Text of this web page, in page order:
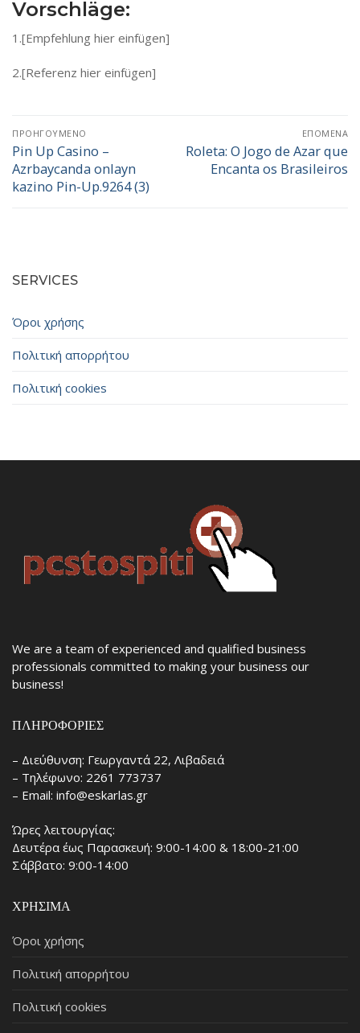
Vorschläge:
1.[Empfehlung hier einfügen]
2.[Referenz hier einfügen]
Πλοήγηση
άρθρων
ΠΡΟΗΓΟΎΜΕΝΟ
Προηγούμενο
άρθρο:
Pin Up Casino –
Azrbaycanda onlayn
kazino Pin-Up.9264 (3)
ΕΠΌΜΕΝΑ
Επόμενο
άρθρο:
Roleta: O Jogo de Azar que
Encanta os Brasileiros
SERVICES
Όροι χρήσης
Πολιτική απορρήτου
Πολιτική cookies
We are a team of experienced and qualified business
professionals committed to making your business our
business!
ΠΛΗΡΟΦΟΡΊΕΣ
– Διεύθυνση: Γεωργαντά 22, Λιβαδειά
– Τηλέφωνο: 2261 773737
– Email: info@eskarlas.gr
Ώρες λειτουργίας:
Δευτέρα έως Παρασκευή: 9:00-14:00 & 18:00-21:00
Σάββατο: 9:00-14:00
ΧΡΉΣΙΜΑ
Όροι χρήσης
Πολιτική απορρήτου
Πολιτική cookies